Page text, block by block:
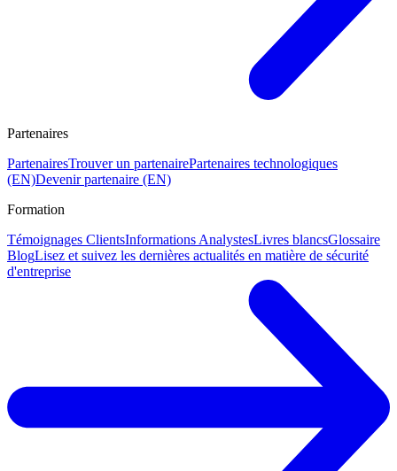
Partenaires
PartenairesTrouver un partenairePartenaires technologiques
(EN)Devenir partenaire (EN)
Formation
Témoignages ClientsInformations AnalystesLivres blancsGlossaire
BlogLisez et suivez les dernières actualités en matière de sécurité
d'entreprise